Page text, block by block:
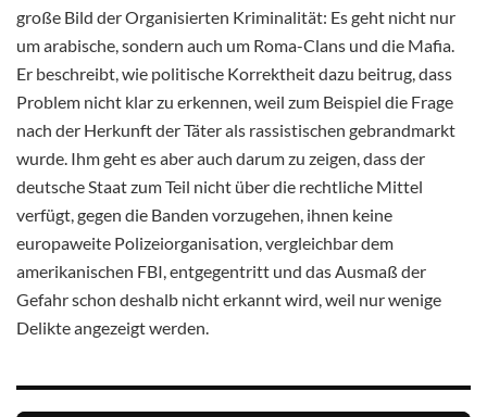
große Bild der Organisierten Kriminalität: Es geht nicht nur
um arabische, sondern auch um Roma-Clans und die Mafia.
Er beschreibt, wie politische Korrektheit dazu beitrug, dass
Problem nicht klar zu erkennen, weil zum Beispiel die Frage
nach der Herkunft der Täter als rassistischen gebrandmarkt
wurde. Ihm geht es aber auch darum zu zeigen, dass der
deutsche Staat zum Teil nicht über die rechtliche Mittel
verfügt, gegen die Banden vorzugehen, ihnen keine
europaweite Polizeiorganisation, vergleichbar dem
amerikanischen FBI, entgegentritt und das Ausmaß der
Gefahr schon deshalb nicht erkannt wird, weil nur wenige
Delikte angezeigt werden.